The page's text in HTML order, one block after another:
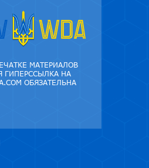
МАТЕРИАЛОВ
ГИПЕРССЫЛКА НА
ОБЯЗАТЕЛЬНА